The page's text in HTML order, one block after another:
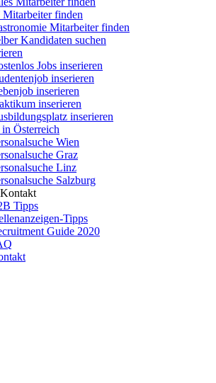
finden
Mitarbeiter finden
Kandidaten suchen
Jobs inserieren
inserieren
inserieren
inserieren
inserieren
in Österreich
Wien
Graz
Linz
Salzburg
Tipps
Tipps
Guide 2020